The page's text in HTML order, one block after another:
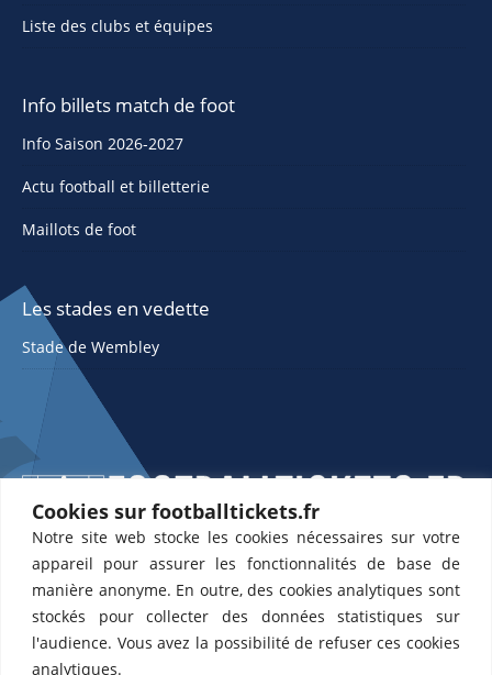
Cookies sur footballtickets.fr
Notre site web stocke les cookies nécessaires sur votre
appareil pour assurer les fonctionnalités de base de
manière anonyme. En outre, des cookies analytiques sont
stockés pour collecter des données statistiques sur
l'audience. Vous avez la possibilité de refuser ces cookies
analytiques.
Liste des clubs et équipes
Info billets match de foot
Info Saison 2026-2027
Actu football et billetterie
Maillots de foot
Les stades en vedette
Stade de Wembley
ETTS 365 SL, Rambla de Catalunya 38, 8, 1, 08007 Barcelone, Espagne |
CIF : ES-B43945534
Partenaires de l'US Changé 53 💙et de l'US Bretons de Paris 🤍